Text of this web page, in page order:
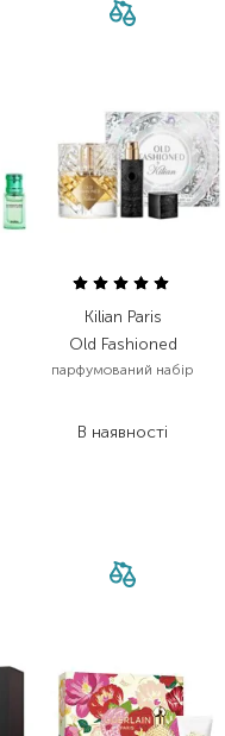
Kilian Paris
Old Fashioned
парфумований набір
В наявності